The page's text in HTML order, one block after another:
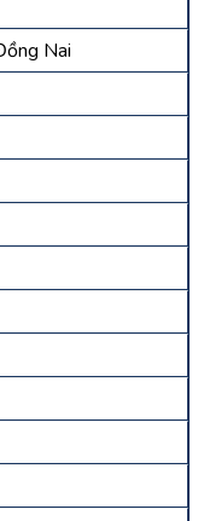
Nai